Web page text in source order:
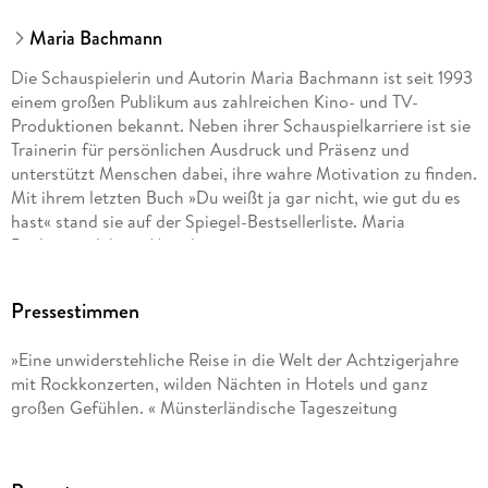
Maria Bachmann
Die Schauspielerin und Autorin Maria Bachmann ist seit 1993
einem großen Publikum aus zahlreichen Kino- und TV-
Produktionen bekannt. Neben ihrer Schauspielkarriere ist sie
Trainerin für persönlichen Ausdruck und Präsenz und
unterstützt Menschen dabei, ihre wahre Motivation zu finden.
Mit ihrem letzten Buch »Du weißt ja gar nicht, wie gut du es
hast« stand sie auf der Spiegel-Bestsellerliste. Maria
Bachmann lebt in München.
Pressestimmen
»Eine unwiderstehliche Reise in die Welt der Achtzigerjahre
mit Rockkonzerten, wilden Nächten in Hotels und ganz
großen Gefühlen. « Münsterländische Tageszeitung